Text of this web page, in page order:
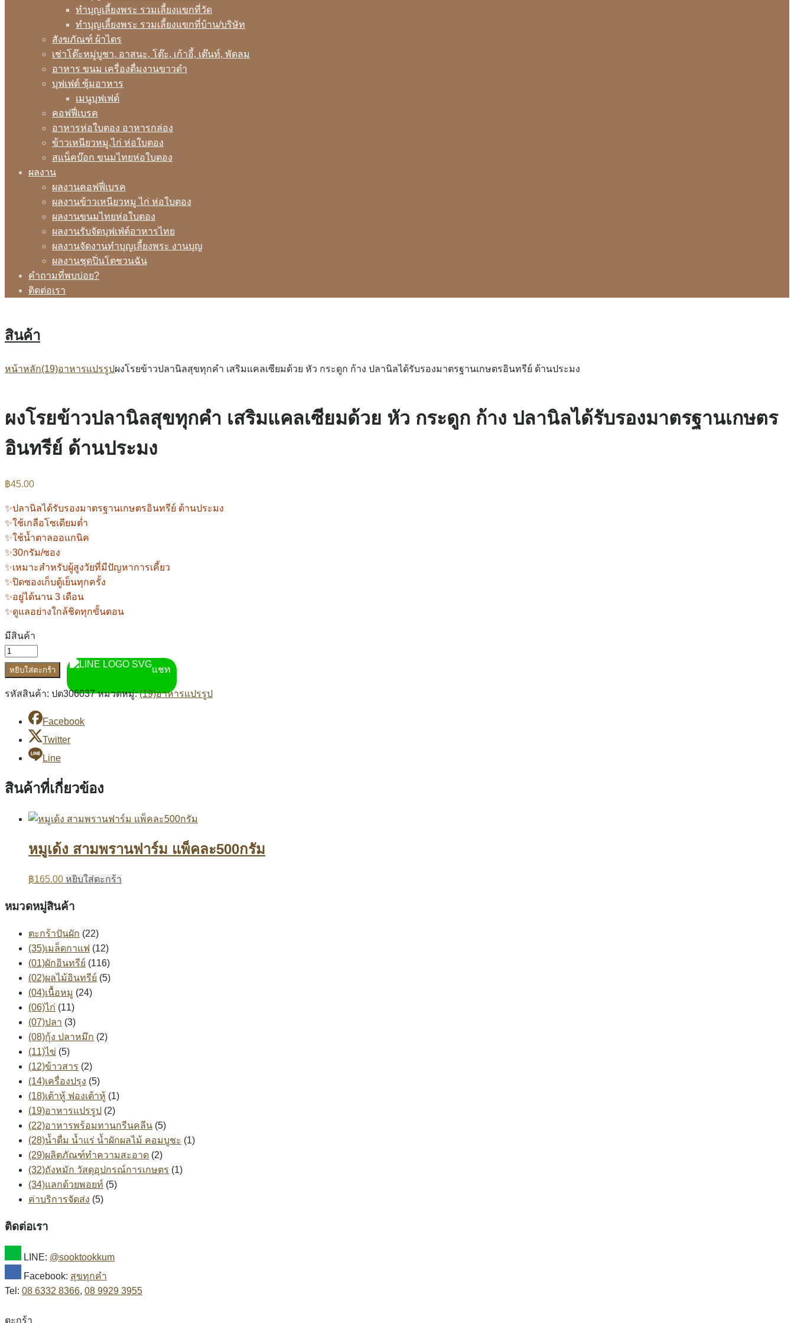
ทำบุญเลี้ยงพระ รวมเลี้ยงแขกที่วัด
ทำบุญเลี้ยงพระ รวมเลี้ยงแขกที่บ้าน/บริษัท
สังฆภัณฑ์ ผ้าไตร
เช่าโต๊ะหมู่บูชา, อาสนะ, โต๊ะ, เก้าอี้, เต๊นท์, พัดลม
อาหาร ขนม เครื่องดื่มงานขาวดำ
บุฟเฟต์ ซุ้มอาหาร
เมนูบุฟเฟต์
คอฟฟี่เบรค
อาหารห่อใบตอง อาหารกล่อง
ข้าวเหนียวหมู,ไก่ ห่อใบตอง
สแน็คบ๊อก ขนมไทยห่อใบตอง
ผลงาน
ผลงานคอฟฟี่เบรค
ผลงานข้าวเหนียวหมู ไก่ ห่อใบตอง
ผลงานขนมไทยห่อใบตอง
ผลงานรับจัดบุฟเฟ่ต์อาหารไทย
ผลงานจัดงานทำบุญเลี้ยงพระ งานบุญ
ผลงานชุดปิ่นโตชวนฉัน
คำถามที่พบบ่อย?
ติดต่อเรา
สินค้า
หน้าหลัก(19)อาหารแปรรูปผงโรยข้าวปลานิลสุขทุกคำ เสริมแคลเซียมด้วย หัว กระดูก ก้าง ปลานิลได้รับรองมาตรฐานเกษตรอินทรีย์ ด้านประมง
ผงโรยข้าวปลานิลสุขทุกคำ เสริมแคลเซียมด้วย หัว กระดูก ก้าง ปลานิลได้รับรองมาตรฐานเกษตร
อินทรีย์ ด้านประมง
฿45.00
✨ปลานิลได้รับรองมาตรฐานเกษตรอินทรีย์ ด้านประมง
✨ใช้เกลือโซเดียมต่ำ
✨ใช้น้ำตาลออแกนิค
✨30กรัม/ซอง
✨เหมาะสำหรับผู้สูงวัยที่มีปัญหาการเคี้ยว
✨ปิดซองเก็บตู้เย็นทุกครั้ง
✨อยู่ได้นาน 3 เดือน
✨ดูแลอย่างใกล้ชิดทุกขั้นตอน
มีสินค้า
หยิบใส่ตะกร้า แชท
รหัสสินค้า: ปต306037 หมวดหมู่:(19)อาหารแปรรูป
Facebook
Twitter
Line
สินค้าที่เกี่ยวข้อง
หมูเด้ง สามพรานฟาร์ม แพ็คละ500กรัม
฿165.00 หยิบใส่ตะกร้า
หมวดหมู่สินค้า
ตะกร้าปันผัก (22)
(35)เมล็ดกาแฟ (12)
(01)ผักอินทรีย์ (116)
(02)ผลไม้อินทรีย์ (5)
(04)เนื้อหมู (24)
(06)ไก่ (11)
(07)ปลา (3)
(08)กุ้ง ปลาหมึก (2)
(11)ไข่ (5)
(12)ข้าวสาร (2)
(14)เครื่องปรุง (5)
(18)เต้าหู้ ฟองเต้าหู้ (1)
(19)อาหารแปรรูป (2)
(22)อาหารพร้อมทานกรีนคลีน (5)
(28)น้ำดื่ม น้ำแร่ น้ำผักผลไม้ คอมบูชะ (1)
(29)ผลิตภัณฑ์ทำความสะอาด (2)
(32)ถังหมัก วัสดุอุปกรณ์การเกษตร (1)
(34)แลกด้วยพอยท์ (5)
ค่าบริการจัดส่ง (5)
ติดต่อเรา
LINE: @sooktookkum
Facebook: สุขทุกคำ
Tel: 08 6332 8366, 08 9929 3955
ตะกร้า